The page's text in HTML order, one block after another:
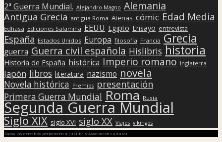
Primera Guerra Mundial Roma Rusia
Segunda Guerra Mundial
Siglo XIX siglo XVI siglo XX Viajes vikingos
Todos los derechos pertenecen a Hislibris Asociación cultural
Sign In
Login via your site account